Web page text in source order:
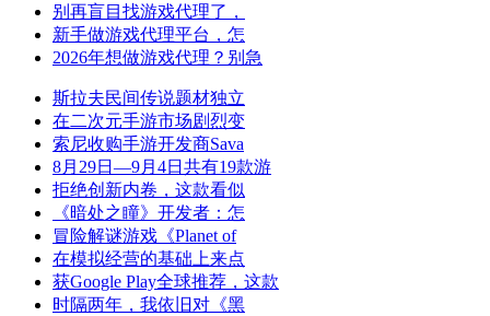
别再盲目找游戏代理了，
新手做游戏代理平台，怎
2026年想做游戏代理？别急
斯拉夫民间传说题材独立
在二次元手游市场剧烈变
索尼收购手游开发商Sava
8月29日—9月4日共有19款游
拒绝创新内卷，这款看似
《暗处之瞳》开发者：怎
冒险解谜游戏《Planet of
在模拟经营的基础上来点
获Google Play全球推荐，这款
时隔两年，我依旧对《黑